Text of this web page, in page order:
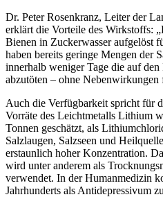
Dr. Peter Rosenkranz, Leiter der
erklärt die Vorteile des Wirkstoffs:
Bienen in Zuckerwasser aufgelöst
haben bereits geringe Mengen der
innerhalb weniger Tage die auf
abzutöten – ohne Nebenwirkungen
Auch die Verfügbarkeit spricht für
Vorräte des Leichtmetalls Lithium
Tonnen geschätzt, als
Salzlaugen, Salzseen und
erstaunlich hoher Konzentration.
wird unter anderem als
verwendet. In der Humanmedizin
Jahrhunderts als Antidepressivum